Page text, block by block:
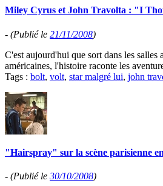
Miley Cyrus et John Travolta : "I
- (Publié le 21/11/2008)
C'est aujourd'hui que sort dans les
américaines, l'histoire raconte les
Tags : bolt, volt, star malgré lui, john
"Hairspray" sur la scène parisienne
- (Publié le 30/10/2008)